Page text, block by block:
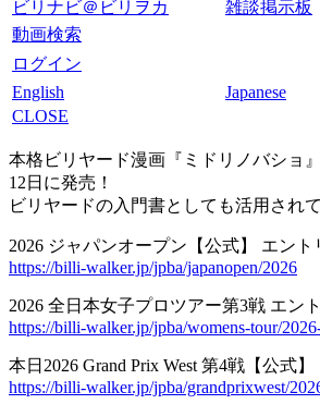
ビリナビ＠ビリヲカ
雑談掲示板
動画検索
ログイン
English
Japanese
CLOSE
本格ビリヤード漫画『ミドリノバショ
12日に発売！
ビリヤードの入門書としても活用されて
2026 ジャパンオープン【公式】 エント
https://billi-walker.jp/jpba/japanopen/2026
2026 全日本女子プロツアー第3戦 エン
https://billi-walker.jp/jpba/womens-tour/
本日2026 Grand Prix West 第4戦【公式
https://billi-walker.jp/jpba/grandprixwest/